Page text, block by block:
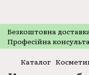
Безкоштовнa
Професійна
Каталог